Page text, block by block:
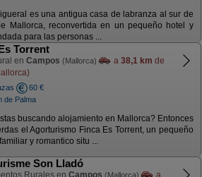
es una antigua casa de labranza al sur de
Mallorca, reconvertida en un pequeño hotel y
para las personas ...
Torrent
en Campos (Mallorca) a 38,1 km de
60 €
de Palma
buscando alojamiento en Mallorca? Entonces
el Agorturismo Finca Es Torrent, un pequeño
y romantico situ ...
Son Lladó
Rurales en Campos (Mallorca)
a